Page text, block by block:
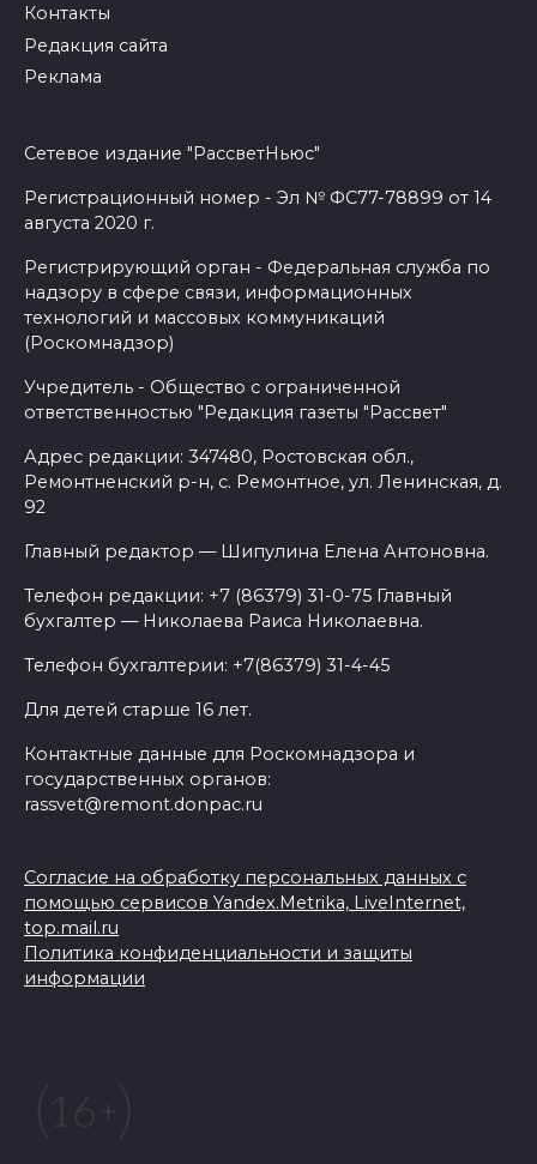
Контакты
Редакция сайта
Реклама
Сетевое издание "РассветНьюс"
Регистрационный номер - Эл № ФС77-78899 от 14
августа 2020 г.
Регистрирующий орган - Федеральная служба по
надзору в сфере связи, информационных
технологий и массовых коммуникаций
(Роскомнадзор)
Учредитель - Общество с ограниченной
ответственностью "Редакция газеты "Рассвет"
Адрес редакции: 347480, Ростовская обл.,
Ремонтненский р-н, с. Ремонтное, ул. Ленинская, д.
92
Главный редактор — Шипулина Елена Антоновна.
Телефон редакции: +7 (86379) 31-0-75 Главный
бухгалтер — Николаева Раиса Николаевна.
Телефон бухгалтерии: +7(86379) 31-4-45
Для детей старше 16 лет.
Контактные данные для Роскомнадзора и
государственных органов:
rassvet@remont.donpac.ru
Согласие на обработку персональных данных с
помощью сервисов Yandex.Metrika, LiveInternet,
top.mail.ru
Политика конфиденциальности и защиты
информации